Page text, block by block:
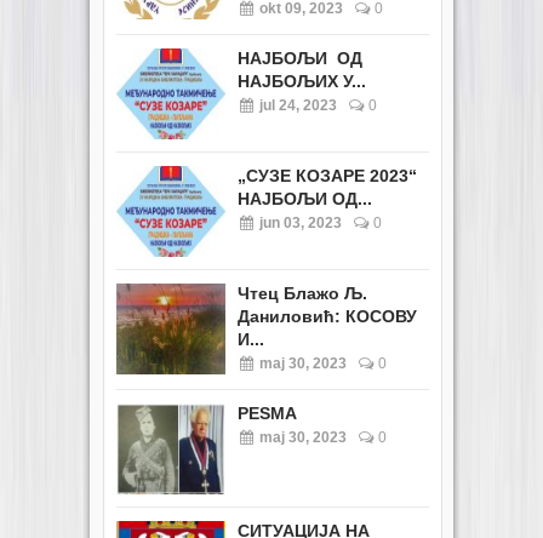
okt 09, 2023 0
НАЈБОЉИ ОД
НАЈБОЉИХ У...
jul 24, 2023 0
„СУЗЕ КОЗАРЕ 2023“
НАЈБОЉИ ОД...
jun 03, 2023 0
Чтец Блажо Љ.
Даниловић: КОСОВУ
И...
maj 30, 2023 0
PESMA
maj 30, 2023 0
СИТУАЦИЈА НА